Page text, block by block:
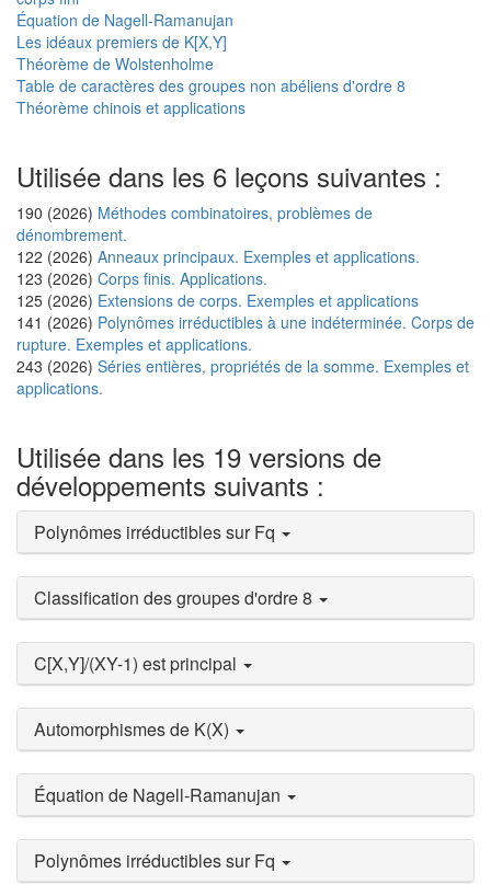
Équation de Nagell-Ramanujan
Les idéaux premiers de K[X,Y]
Théorème de Wolstenholme
Table de caractères des groupes non abéliens d'ordre 8
Théorème chinois et applications
Utilisée dans les 6 leçons suivantes :
190 (2026) Méthodes combinatoires, problèmes de
dénombrement.
122 (2026) Anneaux principaux. Exemples et applications.
123 (2026) Corps finis. Applications.
125 (2026) Extensions de corps. Exemples et applications
141 (2026) Polynômes irréductibles à une indéterminée. Corps de
rupture. Exemples et applications.
243 (2026) Séries entières, propriétés de la somme. Exemples et
applications.
Utilisée dans les 19 versions de
développements suivants :
Polynômes irréductibles sur Fq
Classification des groupes d'ordre 8
C[X,Y]/(XY-1) est principal
Automorphismes de K(X)
Équation de Nagell-Ramanujan
Polynômes irréductibles sur Fq